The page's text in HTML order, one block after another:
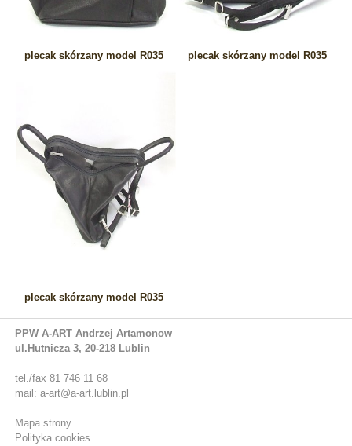
plecak skórzany model R035 plecak skórzany model R035
plecak skórzany model R035
PPW A-ART Andrzej Artamonow
ul.Hutnicza 3, 20-218 Lublin
tel./fax 81 746 11 68
mail: a-art@a-art.lublin.pl
Mapa strony
Polityka cookies